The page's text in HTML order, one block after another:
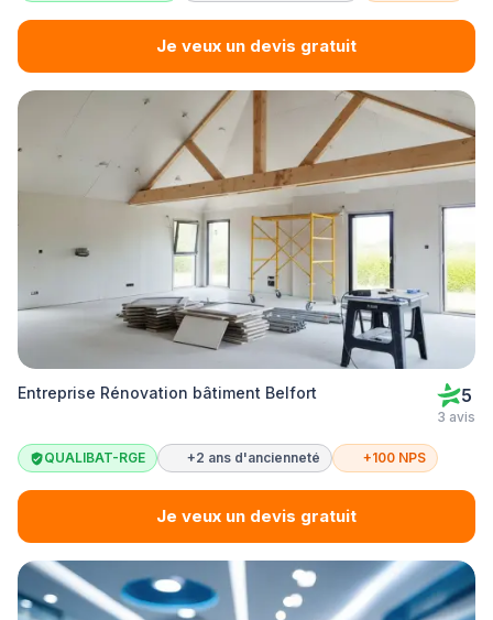
Je veux un devis gratuit
Entreprise Rénovation bâtiment Belfort 5
3 avis
QUALIBAT-RGE +2 ans d'ancienneté +100 NPS
Je veux un devis gratuit